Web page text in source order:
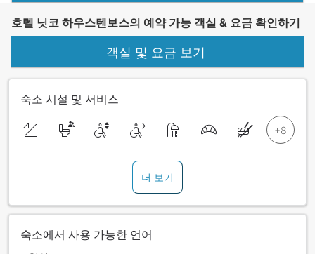
호텔 닛코 하우스텐보스의 예약 가능 객실 & 요금 확인하기
객실 및 요금 보기
숙소 시설 및 서비스
더 보기
숙소에서 사용 가능한 언어